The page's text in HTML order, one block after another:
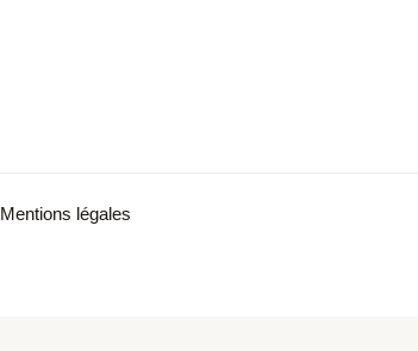
Mentions légales